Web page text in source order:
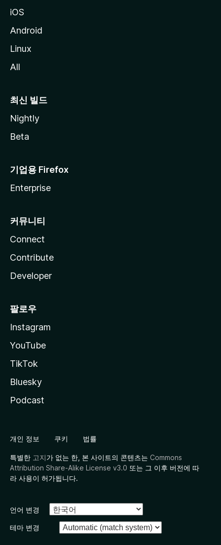
iOS
Android
Linux
All
최신 빌드
Nightly
Beta
기업용 Firefox
Enterprise
커뮤니티
Connect
Contribute
Developer
팔로우
Instagram
YouTube
TikTok
Bluesky
Podcast
개인 정보 쿠키 법률
특별한 고지가 없는 한, 본 사이트의 콘텐츠는 Commons
Attribution Share-Alike License v3.0 또는 그 이후 버전에 따
라 사용이 허가됩니다.
언어 변경
테마 변경